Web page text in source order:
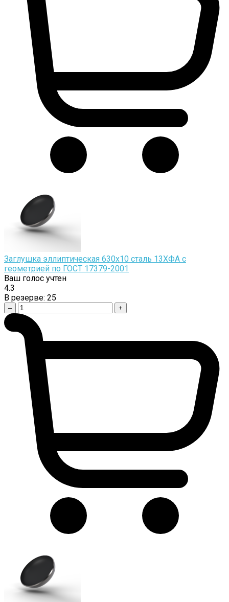
Заглушка эллиптическая 630х10 сталь 13ХФА с
геометрией по ГОСТ 17379-2001
Ваш голос учтен
4.3
В резерве: 25
– +